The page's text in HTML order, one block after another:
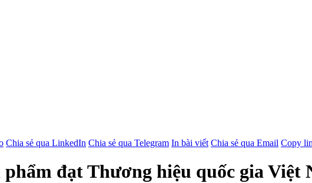
Chia sẻ qua LinkedIn Chia sẻ qua Telegram In bài viết Chia sẻ qua Email Copy
đạt Thương hiệu quốc gia Việt